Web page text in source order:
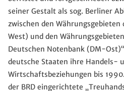
seiner Gestalt als sog. Berliner
zwischen den
West) und den
Deutschen Notenbank (DM-
deutsche Staaten ihre Handels-
Wirtschaftsbeziehungen bis
der BRD eingerichtete